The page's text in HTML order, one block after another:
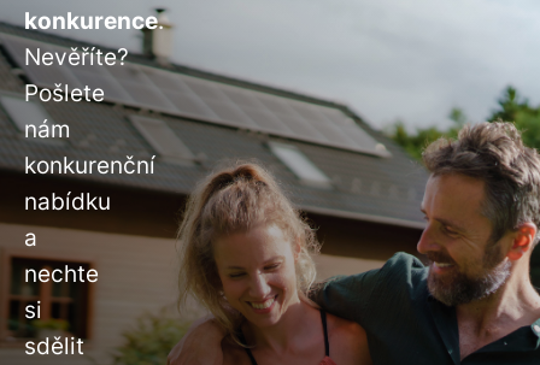
konkurence.
Nevěříte?
Pošlete
nám
konkurenční
nabídku
a
nechte
si
sdělit